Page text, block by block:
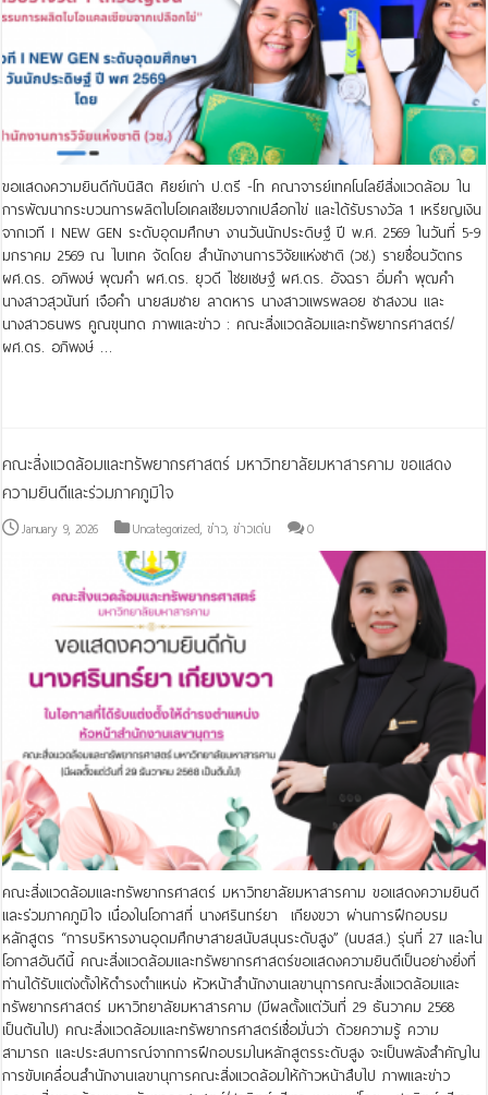
ขอแสดงความยินดีกับนิสิต ศิยย์เก่า ป.ตรี -โท คณาจารย์เทคโนโลยีสิ่งแวดล้อม ใน
การพัฒนากระบวนการผลิตไบโอเคลเซียมจากเปลือกไข่ และได้รับรางวัล 1 เหรียญเงิน
จากเวที I NEW GEN ระดับอุดมศึกษา งานวันนักประดิษฐ์ ปี พ.ศ. 2569 ในวันที่ 5-9
มกราคม 2569 ณ ไบเทค จัดโดย สำนักงานการวิจัยแห่งชาติ (วช.) รายชื่อนวัตกร
ผศ.ดร. อภิพงษ์ พุฒคำ ผศ.ดร. ยุวดี ไชยเชษฐ์ ผศ.ดร. อัจฉรา อิ่มคำ พุฒคำ
นางสาวสุวนันท์ เจือคำ นายสมชาย ลาดหาร นางสาวแพรพลอย ชาสงวน และ
นางสาวธนพร คูณขุนทด ภาพและข่าว : คณะสิ่งแวดล้อมและทรัพยากรศาสตร์/
ผศ.ดร. อภิพงษ์ …
คณะสิ่งแวดล้อมและทรัพยากรศาสตร์ มหาวิทยาลัยมหาสารคาม ขอแสดง
ความยินดีและร่วมภาคภูมิใจ
January 9, 2026 Uncategorized,ข่าว,ข่าวเด่น 0
คณะสิ่งแวดล้อมและทรัพยากรศาสตร์ มหาวิทยาลัยมหาสารคาม ขอแสดงความยินดี
และร่วมภาคภูมิใจ เนื่องในโอกาสที่ นางศรินทร์ยา เกียงขวา ผ่านการฝึกอบรม
หลักสูตร “การบริหารงานอุดมศึกษาสายสนับสนุนระดับสูง” (นบสส.) รุ่นที่ 27 และใน
โอกาสอันดีนี้ คณะสิ่งแวดล้อมและทรัพยากรศาสตร์ขอแสดงความยินดีเป็นอย่างยิ่งที่
ท่านได้รับแต่งตั้งให้ดำรงตำแหน่ง หัวหน้าสำนักงานเลขานุการคณะสิ่งแวดล้อมและ
ทรัพยากรศาสตร์ มหาวิทยาลัยมหาสารคาม (มีผลตั้งแต่วันที่ 29 ธันวาคม 2568
เป็นต้นไป) คณะสิ่งแวดล้อมและทรัพยากรศาสตร์เชื่อมั่นว่า ด้วยความรู้ ความ
สามารถ และประสบการณ์จากการฝึกอบรมในหลักสูตรระดับสูง จะเป็นพลังสำคัญใน
การขับเคลื่อนสำนักงานเลขานุการคณะสิ่งแวดล้อมให้ก้าวหน้าสืบไป ภาพและข่าว